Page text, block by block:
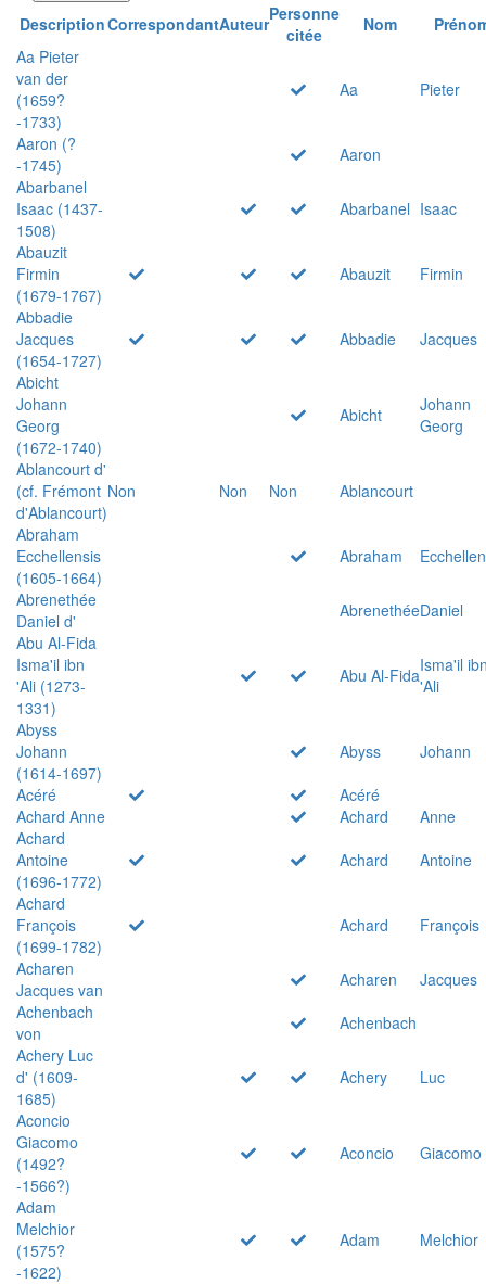
DescriptionCorrespondantAuteurPersonne
citée
Nom
Aa Pieter
van der
(1659?
-1733)
Aa Pieter
Aaron (?
-1745)
Aaron
Abarbanel
Isaac (1437-
1508)
Abarbanel Isaac
Abauzit
Firmin
(1679-1767)
Abauzit
Firmin
Abbadie
Jacques
(1654-1727)
Abbadie
Jacques
Abicht
Johann
Georg
(1672-1740)
Abicht
Johann
Georg
Ablancourt d'
(cf. Frémont
d'Ablancourt)
Non Non Non
Ablancourt
Abraham
Ecchellensis
(1605-1664)
Abraham
Abrenethée
Daniel d'
AbrenethéeDaniel
Abu Al-Fida
Isma'il ibn
'Ali (1273-
1331)
Abu Al-FidaIsma'il
'Ali
Abyss
Johann
(1614-1697)
Abyss
Johann
Acéré
Acéré
Achard Anne
Achard
Anne
Achard
Antoine
(1696-1772)
Achard
Antoine
Achard
François
(1699-1782)
Achard
François
Acharen
Jacques van
Acharen
Jacques
Achenbach
von
Achenbach
Achery Luc
d' (1609-
1685)
Achery
Luc
Aconcio
Giacomo
(1492?
-1566?)
Aconcio Giacomo
Adam
Melchior
(1575?
-1622)
Adam Melchior